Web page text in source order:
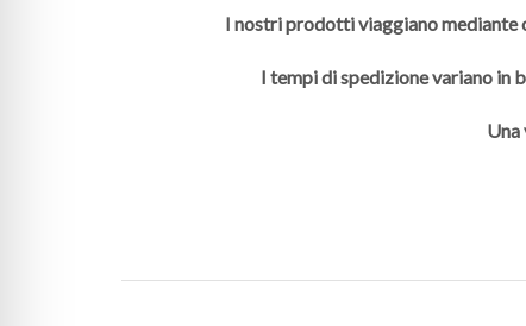
I nostri prodotti viaggiano mediante
I tempi di spedizione variano in
Una